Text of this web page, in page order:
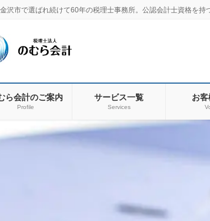
沢市で選ばれ続けて60年の税理士事務所。公認会計士資格を
ら会計のご案内
Profile
サービス一覧
Services
お